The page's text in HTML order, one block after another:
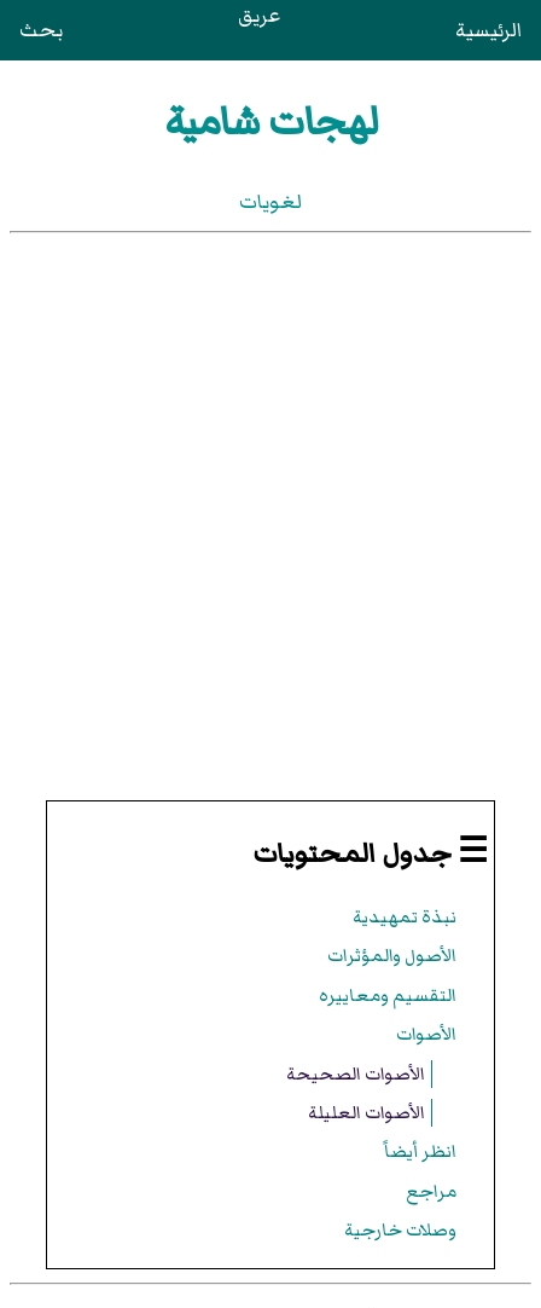
الرئيسية عريق بحث
لهجات شامية
لغويات
☰ جدول المحتويات
نبذة تمهيدية
الأصول والمؤثرات
التقسيم ومعاييره
الأصوات
الأصوات الصحيحة
الأصوات العليلة
انظر أيضاً
مراجع
وصلات خارجية